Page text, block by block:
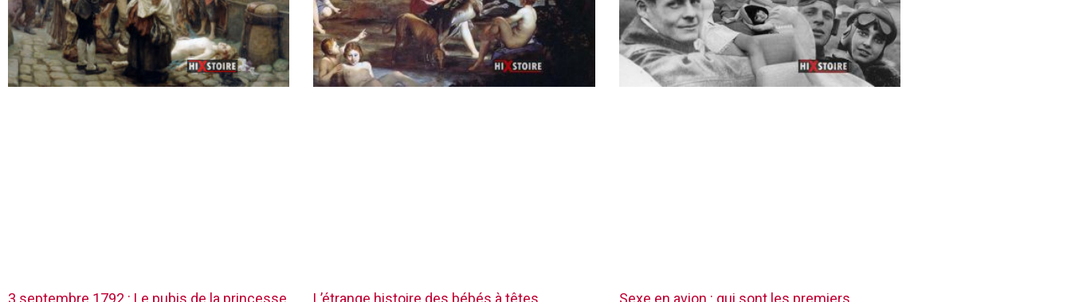
3 septembre 1792 : Le pubis de la princesse L’étrange histoire des bébés à têtes Sexe en avion : qui sont les premiers